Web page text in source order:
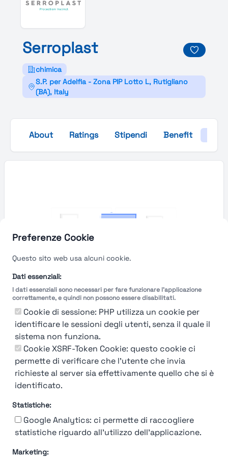
Preferenze Cookie
Questo sito web usa alcuni cookie.
Dati essenziali:
I dati essenziali sono necessari per fare funzionare l'applicazione
correttamente, e quindi non possono essere disabilitati.
Cookie di sessione: PHP utilizza un cookie per
identificare le sessioni degli utenti, senza il quale il
sistema non funziona.
Cookie XSRF-Token Cookie: questo cookie ci
permette di verificare che l'utente che invia
richieste al server sia effettivamente quello che si è
identificato.
Statistiche:
Google Analytics: ci permette di raccogliere
statistiche riguardo all'utilizzo dell'applicazione.
Marketing:
Serroplast
chimica
S.P. per Adelfia - Zona PIP Lotto L, Rutigliano
(BA), Italy
About Ratings Stipendi Benefit
You're Not logged in
LoginorIscrivitiper vedere